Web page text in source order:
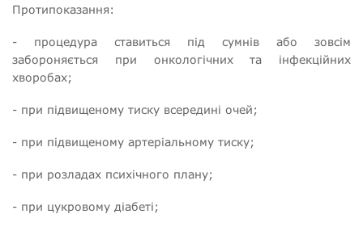
Протипоказання:
- процедура ставиться під сумнів або зовсім
забороняється при онкологічних та інфекційних
хворобах;
- при підвищеному тиску всередині очей;
- при підвищеному артеріальному тиску;
- при розладах психічного плану;
- при цукровому діабеті;